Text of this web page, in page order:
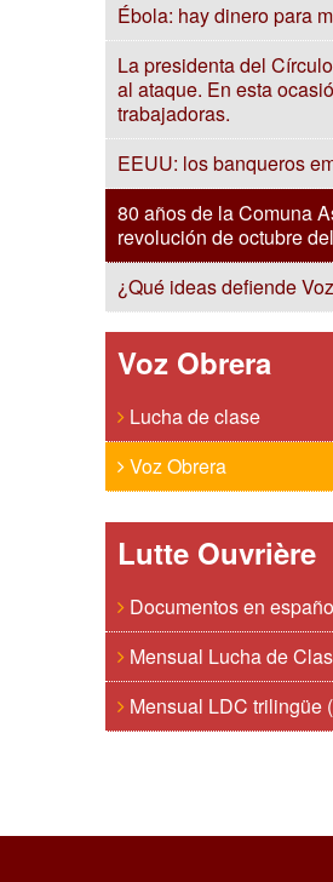
Ébola: hay dinero para
La presidenta del
al ataque. En esta
trabajadoras.
EEUU: los banqueros
80 años de la Comuna
revolución de octubre
¿Qué ideas defiende
Voz Obrera
Lucha de clase
Voz Obrera
Lutte Ouvrière
Documentos en
Mensual Lucha de
Mensual LDC trilingüe